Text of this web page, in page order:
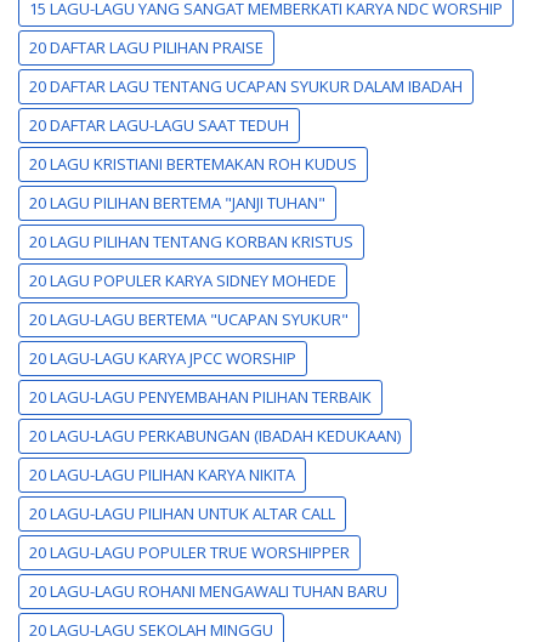
15 LAGU-LAGU YANG SANGAT MEMBERKATI KARYA NDC WORSHIP
20 DAFTAR LAGU PILIHAN PRAISE
20 DAFTAR LAGU TENTANG UCAPAN SYUKUR DALAM IBADAH
20 DAFTAR LAGU-LAGU SAAT TEDUH
20 LAGU KRISTIANI BERTEMAKAN ROH KUDUS
20 LAGU PILIHAN BERTEMA "JANJI TUHAN"
20 LAGU PILIHAN TENTANG KORBAN KRISTUS
20 LAGU POPULER KARYA SIDNEY MOHEDE
20 LAGU-LAGU BERTEMA "UCAPAN SYUKUR"
20 LAGU-LAGU KARYA JPCC WORSHIP
20 LAGU-LAGU PENYEMBAHAN PILIHAN TERBAIK
20 LAGU-LAGU PERKABUNGAN (IBADAH KEDUKAAN)
20 LAGU-LAGU PILIHAN KARYA NIKITA
20 LAGU-LAGU PILIHAN UNTUK ALTAR CALL
20 LAGU-LAGU POPULER TRUE WORSHIPPER
20 LAGU-LAGU ROHANI MENGAWALI TUHAN BARU
20 LAGU-LAGU SEKOLAH MINGGU